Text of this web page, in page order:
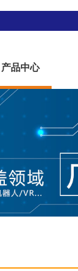
产品中心